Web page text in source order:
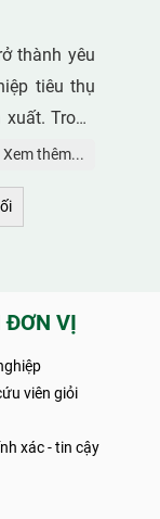
thành yêu
tiêu thụ
Trong
gây ô
Xem thêm...
ĐƠN VỊ
viên giỏi
xác - tin cậy